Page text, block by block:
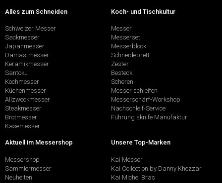
Alles zum Schneiden
Schweizer Messer
Sackmesser
Japanmesser
Damastmesser
Keramikmesser
Santoku
Kochmesser
Küchenmesser
Allzweckmesser
Steakmesser
Brotmesser
Käsemesser
Koch- und Tischkultur
Messer
Messerset
Messerblock
Schneidebrett
Zester
Besteck
Scheren
Messer schleifen
Messerschärf-Workshop
Nachschleif-Service
Führung sknife Manufaktur
Aktuell im Messershop
Messershop
Sammlermesser
Neuheiten
Unsere Top-Marken
Kai Messer
Kai Collection by Danny Khezzar
Kai Michel Bras